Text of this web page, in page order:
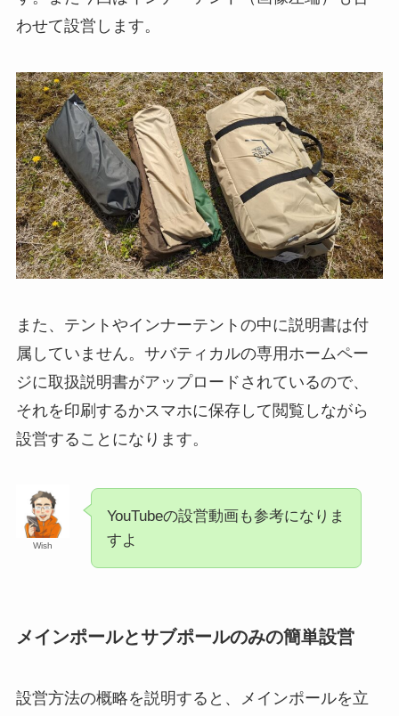
わせて設営します。
また、テントやインナーテントの中に説明書は付
属していません。サバティカルの専用ホームペー
ジに取扱説明書がアップロードされているので、
それを印刷するかスマホに保存して閲覧しながら
設営することになります。
Wish
YouTubeの設営動画も参考になりま
すよ
メインポールとサブポールのみの簡単設営
設営方法の概略を説明すると、メインポールを立